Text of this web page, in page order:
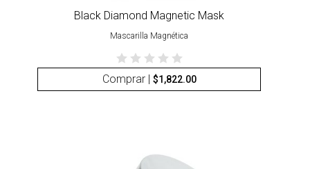
Black Diamond Magnetic Mask
Mascarilla Magnética
Comprar | $1,822.00